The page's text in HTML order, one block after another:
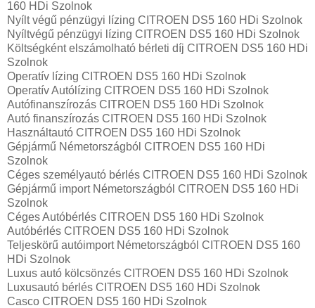
160 HDi Szolnok
Nyílt végű pénzügyi lízing CITROEN DS5 160 HDi Szolnok
Nyíltvégű pénzügyi lízing CITROEN DS5 160 HDi Szolnok
Költségként elszámolható bérleti díj CITROEN DS5 160 HDi
Szolnok
Operatív lízing CITROEN DS5 160 HDi Szolnok
Operatív Autólízing CITROEN DS5 160 HDi Szolnok
Autófinanszírozás CITROEN DS5 160 HDi Szolnok
Autó finanszírozás CITROEN DS5 160 HDi Szolnok
Használtautó CITROEN DS5 160 HDi Szolnok
Gépjármű Németországból CITROEN DS5 160 HDi
Szolnok
Céges személyautó bérlés CITROEN DS5 160 HDi Szolnok
Gépjármű import Németországból CITROEN DS5 160 HDi
Szolnok
Céges Autóbérlés CITROEN DS5 160 HDi Szolnok
Autóbérlés CITROEN DS5 160 HDi Szolnok
Teljeskörű autóimport Németországból CITROEN DS5 160
HDi Szolnok
Luxus autó kölcsönzés CITROEN DS5 160 HDi Szolnok
Luxusautó bérlés CITROEN DS5 160 HDi Szolnok
Casco CITROEN DS5 160 HDi Szolnok